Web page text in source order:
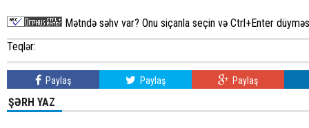
Mətndə səhv var? Onu siçanla seçin və Ctrl+Enter
Teqlər:
Paylaş Paylaş Paylaş
ŞƏRH YAZ